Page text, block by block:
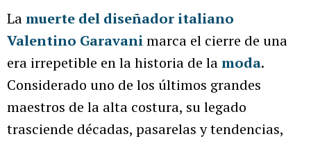
Lamuerte del diseñador italiano
Valentino Garavanimarca el cierre de una
era irrepetible en la historia de lamoda.
Considerado uno de los últimos grandes
maestros de la alta costura, su legado
trasciende décadas, pasarelas y tendencias,